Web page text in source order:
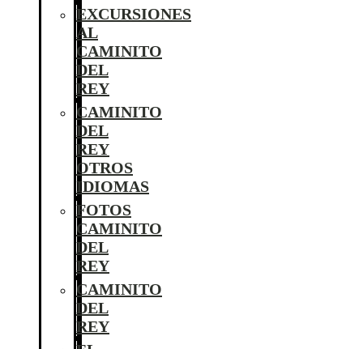
EXCURSIONES
AL
CAMINITO
DEL
REY
CAMINITO
DEL
REY
OTROS
IDIOMAS
FOTOS
CAMINITO
DEL
REY
CAMINITO
DEL
REY